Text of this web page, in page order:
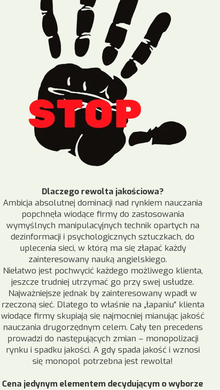
Dlaczego rewolta jakościowa?
Ambicja absolutnej dominacji nad rynkiem nauczania
popchnęła wiodące firmy do zastosowania
wymyślnych manipulacyjnych technik opartych na
dezinformacji i psychologicznych sztuczkach, do
uplecenia sieci, w którą ma się złapać każdy
zainteresowany nauką angielskiego.
Niełatwo jest pochwycić każdego możliwego klienta,
jeszcze trudniej utrzymać go przy swej usłudze.
Najważniejsze jednak by zainteresowany wpadł w
rzeczoną sieć. Dlatego to właśnie na „łapaniu” klienta
wiodące firmy skupiają się najmocniej mianując jakość
nauczania drugorzędnym celem. Cały ten precedens
prowadzi do następujących zmian – monopolizacji
rynku i spadku jakości. A gdy spada jakość i wznosi
się monopol potrzebna jest rewolta!
Cena jedynym elementem decydującym o wyborze